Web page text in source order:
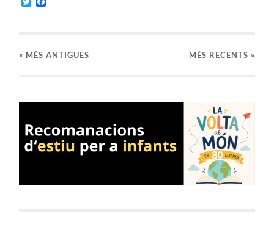
« MÉS ANTIGUES MÉS RECENTS »